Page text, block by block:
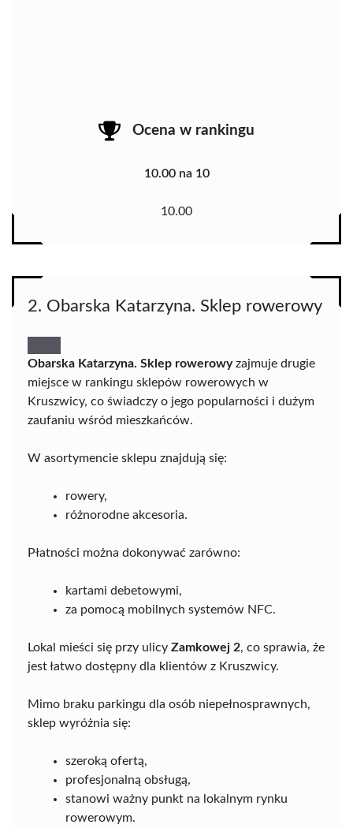
Ocena w rankingu
10.00 na 10
10.00
2. Obarska Katarzyna. Sklep rowerowy
Obarska Katarzyna. Sklep rowerowyzajmuje drugie
miejsce w rankingu sklepów rowerowych w
Kruszwicy, co świadczy o jego popularności i dużym
zaufaniu wśród mieszkańców.
W asortymencie sklepu znajdują się:
rowery,
różnorodne akcesoria.
Płatności można dokonywać zarówno:
kartami debetowymi,
za pomocą mobilnych systemów NFC.
Lokal mieści się przy ulicy Zamkowej 2, co sprawia, że
jest łatwo dostępny dla klientów z Kruszwicy.
Mimo braku parkingu dla osób niepełnosprawnych,
sklep wyróżnia się:
szeroką ofertą,
profesjonalną obsługą,
stanowi ważny punkt na lokalnym rynku
rowerowym.